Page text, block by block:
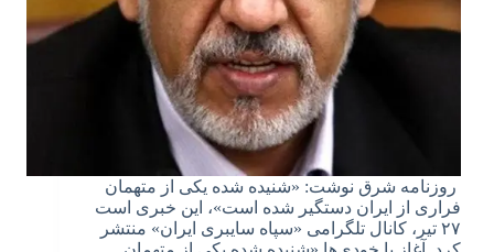
روزنامه شرق نوشت: «شنیده شده یکی از متهمان
فراری از ایران دستگیر شده است»، این خبری است
۲۷ تیر، کانال تلگرامی «سپاه سایبری ایران» منتشر